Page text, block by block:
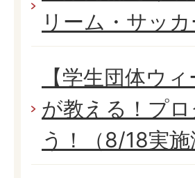
リーム・サッ
【学生団体ウ
が教える！プ
う！（8/18実施